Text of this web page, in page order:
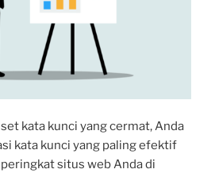
kata kunci yang cermat, Anda
kata kunci yang paling efektif
situs web Anda di